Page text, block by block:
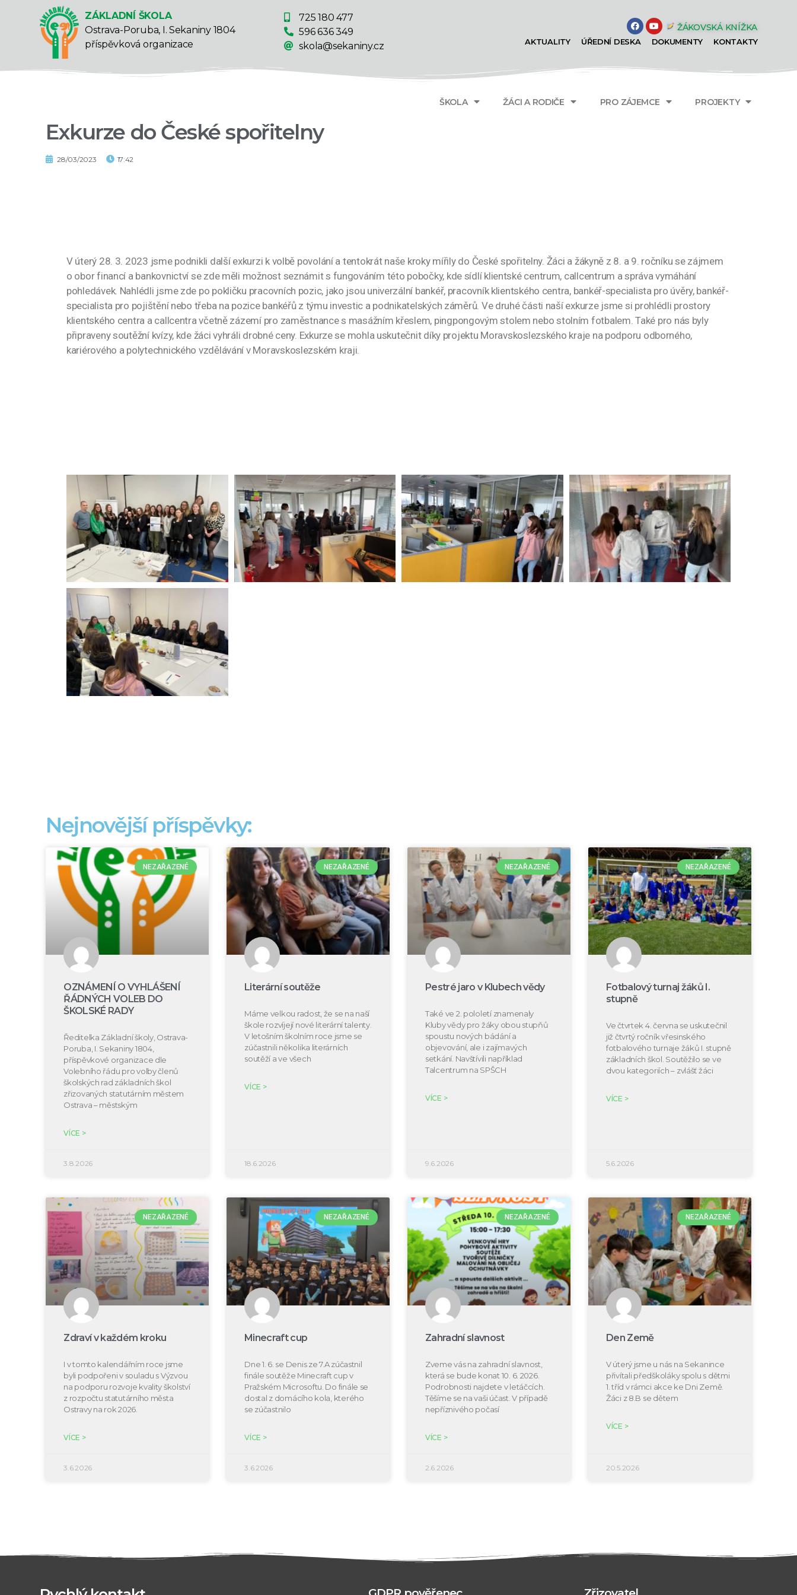
ZÁKLADNÍ ŠKOLA
Ostrava-Poruba, I. Sekaniny 1804
příspěvková organizace
725 180 477
596 636 349
skola@sekaniny.cz
ŽÁKOVSKÁ KNÍŽKA
AKTUALITY ÚŘEDNÍ DESKA DOKUMENTY KONTAKTY
ŠKOLA ŽÁCI A RODIČE PRO ZÁJEMCE PROJEKTY
Exkurze do České spořitelny
28/03/2023 17:42
V úterý 28. 3. 2023 jsme podnikli další exkurzi k volbě povolání a tentokrát naše kroky mířily do České spořitelny. Žáci a žákyně z 8. a 9. ročníku se zájmem
o obor financí a bankovnictví se zde měli možnost seznámit s fungováním této pobočky, kde sídlí klientské centrum, callcentrum a správa vymáhání
pohledávek. Nahlédli jsme zde po pokličku pracovních pozic, jako jsou univerzální bankéř, pracovník klientského centra, bankéř-specialista pro úvěry, bankéř-
specialista pro pojištění nebo třeba na pozice bankéřů z týmu investic a podnikatelských záměrů. Ve druhé části naší exkurze jsme si prohlédli prostory
klientského centra a callcentra včetně zázemí pro zaměstnance s masážním křeslem, pingpongovým stolem nebo stolním fotbalem. Také pro nás byly
připraveny soutěžní kvízy, kde žáci vyhráli drobné ceny. Exkurze se mohla uskutečnit díky projektu Moravskoslezského kraje na podporu odborného,
kariérového a polytechnického vzdělávání v Moravskoslezském kraji.
Nejnovější příspěvky:
NEZAŘAZENÉ
OZNÁMENÍ O VYHLÁŠENÍ
ŘÁDNÝCH VOLEB DO
ŠKOLSKÉ RADY
Ředitelka Základní školy, Ostrava-
Poruba, I. Sekaniny 1804,
příspěvkové organizace dle
Volebního řádu pro volby členů
školských rad základních škol
zřizovaných statutárním městem
Ostrava – městským
VÍCE >
3.8.2026
NEZAŘAZENÉ
Literární soutěže
Máme velkou radost, že se na naší
škole rozvíjejí nové literární talenty.
V letošním školním roce jsme se
zúčastnili několika literárních
soutěží a ve všech
VÍCE >
18.6.2026
NEZAŘAZENÉ
Pestré jaro v Klubech vědy
Také ve 2. pololetí znamenaly
Kluby vědy pro žáky obou stupňů
spoustu nových bádání a
objevování, ale i zajímavých
setkání. Navštívili například
Talcentrum na SPŠCH
VÍCE >
9.6.2026
NEZAŘAZENÉ
Fotbalový turnaj žáků I.
stupně
Ve čtvrtek 4. června se uskutečnil
již čtvrtý ročník vřesinského
fotbalového turnaje žáků I. stupně
základních škol. Soutěžilo se ve
dvou kategoriích – zvlášť žáci
VÍCE >
5.6.2026
NEZAŘAZENÉ
Zdraví v každém kroku
I v tomto kalendářním roce jsme
byli podpořeni v souladu s Výzvou
na podporu rozvoje kvality školství
z rozpočtu statutárního města
Ostravy na rok 2026.
VÍCE >
3.6.2026
NEZAŘAZENÉ
Minecraft cup
Dne 1. 6. se Denis ze 7.A zúčastnil
finále soutěže Minecraft cup v
Pražském Microsoftu. Do finále se
dostal z domácího kola, kterého
se zúčastnilo
VÍCE >
3.6.2026
NEZAŘAZENÉ
Zahradní slavnost
Zveme vás na zahradní slavnost,
která se bude konat 10. 6. 2026.
Podrobnosti najdete v letáčcích.
Těšíme se na vaši účast. V případě
nepříznivého počasí
VÍCE >
2.6.2026
NEZAŘAZENÉ
Den Země
V úterý jsme u nás na Sekanince
přivítali předškoláky spolu s dětmi
1. tříd v rámci akce ke Dni Země.
Žáci z 8.B se dětem
VÍCE >
20.5.2026